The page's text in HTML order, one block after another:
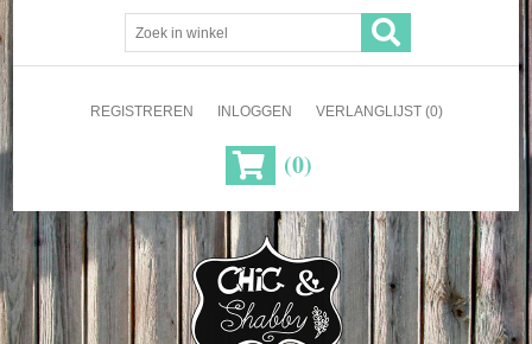
REGISTREREN INLOGGEN VERLANGLIJST (0)
(0)